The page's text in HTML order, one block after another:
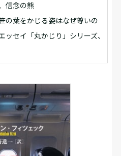
信念の熊
の葉をかじる姿はなぜ尊いの
セイ「丸かじり」シリーズ、